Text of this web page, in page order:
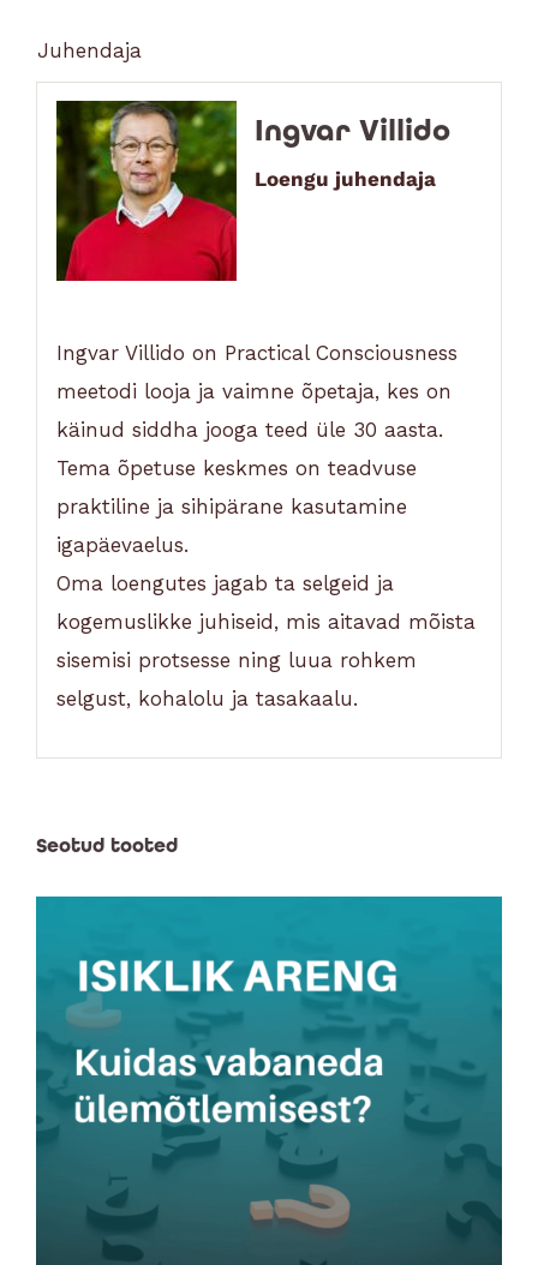
Juhendaja
Ingvar Villido
Loengu juhendaja
Ingvar Villido on Practical Consciousness
meetodi looja ja vaimne õpetaja, kes on
käinud siddha jooga teed üle 30 aasta.
Tema õpetuse keskmes on teadvuse
praktiline ja sihipärane kasutamine
igapäevaelus.
Oma loengutes jagab ta selgeid ja
kogemuslikke juhiseid, mis aitavad mõista
sisemisi protsesse ning luua rohkem
selgust, kohalolu ja tasakaalu.
Seotud tooted